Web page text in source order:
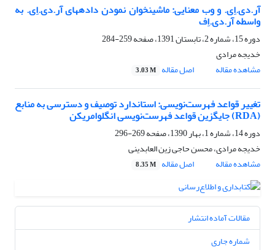
آر.دی.اِی. و وب معنایی: ماشین‎خوان نمودن داده‎های آر.دی.اِی. به
واسطه آر.دی.اِف
دوره 15، شماره 2، تابستان 1391، صفحه
259-284
خدیجه مرادی
مشاهده مقاله
اصل مقاله 3.03 M
تغییر قواعد فهرست‌نویسی: استاندارد توصیف و دسترسی به منابع
(RDA) جایگزین قواعد فهرست‌نویسی انگلوامریکن
دوره 14، شماره 1، بهار 1390، صفحه
269-296
خدیجه مرادی، محسن حاجی زین العابدینی
مشاهده مقاله
اصل مقاله 8.35 M
مقالات آماده انتشار
شماره جاری